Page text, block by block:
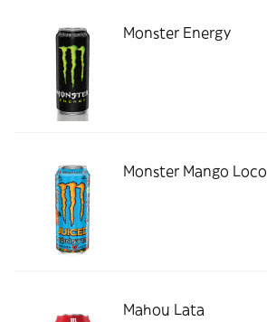
Monster Energy
Monster Mango Loco
Mahou Lata